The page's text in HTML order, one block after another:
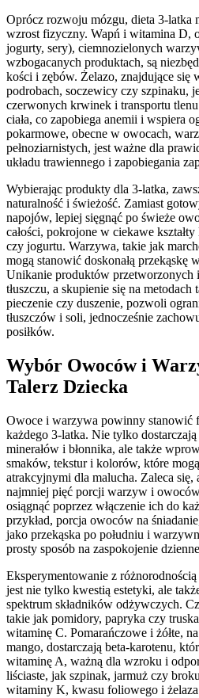
Oprócz rozwoju mózgu, dieta 3-latka
wzrost fizyczny. Wapń i witamina D,
jogurty, sery), ciemnozielonych
wzbogacanych produktach, są
kości i zębów. Żelazo, znajdujące się
podrobach, soczewicy czy szpinaku,
czerwonych krwinek i transportu
ciała, co zapobiega anemii i wspiera
pokarmowe, obecne w owocach,
pełnoziarnistych, jest ważne dla
układu trawiennego i zapobiegania
Wybierając produkty dla 3-latka,
naturalność i świeżość. Zamiast
napojów, lepiej sięgnąć po świeże
całości, pokrojone w ciekawe
czy jogurtu. Warzywa, takie jak
mogą stanowić doskonałą przekąskę
Unikanie produktów przetworzonych
tłuszczu, a skupienie się na
pieczenie czy duszenie, pozwoli
tłuszczów i soli, jednocześnie
posiłków.
Wybór Owoców i
Talerz Dziecka
Owoce i warzywa powinny stanowić
każdego 3-latka. Nie tylko
minerałów i błonnika, ale także
smaków, tekstur i kolorów, które
atrakcyjnymi dla malucha. Zaleca się,
najmniej pięć porcji warzyw i
osiągnąć poprzez włączenie ich do
przykład, porcja owoców na
jako przekąska po południu i
prosty sposób na zaspokojenie
Eksperymentowanie z
jest nie tylko kwestią estetyki, ale
spektrum składników odżywczych.
takie jak pomidory, papryka czy
witaminę C. Pomarańczowe i żółte,
mango, dostarczają beta-karotenu,
witaminę A, ważną dla wzroku i
liściaste, jak szpinak, jarmuż czy
witaminy K, kwasu foliowego i